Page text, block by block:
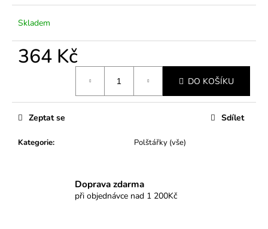
Skladem
364 Kč
DO KOŠÍKU
Kategorie: Polštářky (vše)
Zeptat se Sdílet
Doprava zdarma
při objednávce nad 1 200Kč
č
u
j
m